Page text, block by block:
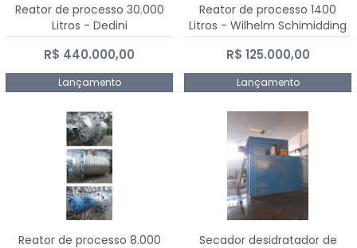
Reator de processo 30.000
Litros - Dedini
R$ 440.000,00
Lançamento
Reator de processo 1400
Litros - Wilhelm Schimidding
R$ 125.000,00
Lançamento
Reator de processo 8.000
Secador desidratador de